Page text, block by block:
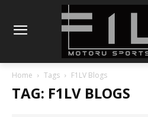
Home Tags F1LV Blogs
TAG: F1LV BLOGS